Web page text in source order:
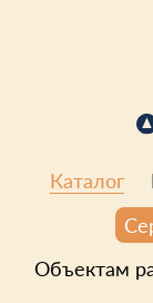
Каталог
Объектам